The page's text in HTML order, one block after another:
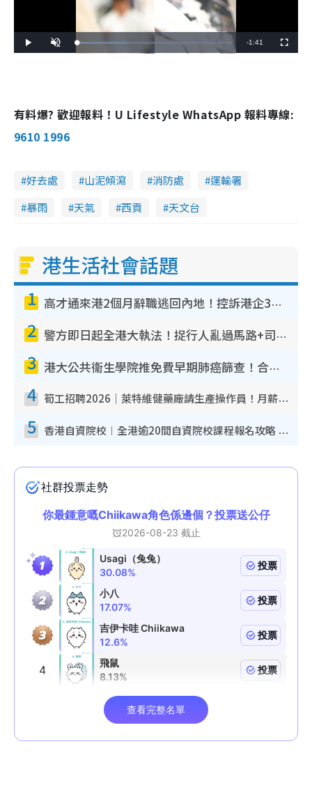
Play Unmute Loaded:
32.08%
Remaining
-1:41 Fullscreen
有料爆? 歡迎報料！U Lifestyle WhatsApp 報料專線:
9610 1996
好去處 山泥傾瀉 消防處
運輸署
暴雨
天氣 西貢 天文台
港生活社會話題
1 高才通來港2個月辭職逃回內地！控訴港企3宗罪 歎微管理極窒息
2 警方即日起全港大執法！捉行人亂過馬路+司機不專注駕駛！亂過馬路罰$2000
3 港大公共衞生學院推免費早期肺癌篩查！合資格人士將獲全額資助定期血液化驗／電腦斷層掃描／風險評估
4 筍工招聘2026｜萊特維健藥廠請生產操作員！月薪高達$1.7萬 冷氣廠房/五天工作/保證雙糧
5 香港自資院校︱全港逾20間自資院校課程報名攻略 留位費可退/申請日期/報名連結